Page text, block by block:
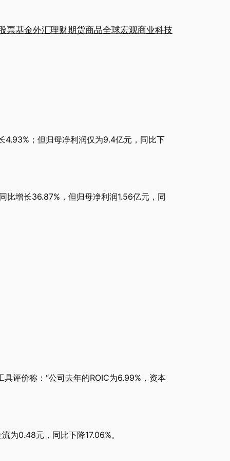
票基金外汇理财期货商品全球宏观商业科技
；但归母净利润仅为9.4亿元，同比下
比增长36.87%，但归母净利润1.56亿元，同
评价称：“公司去年的ROIC为6.99%，资本
为0.48元，同比下降17.06%。